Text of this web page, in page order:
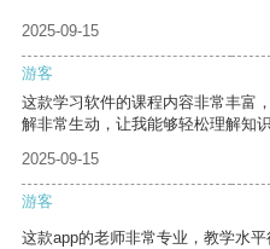
2025-09-15
游客
这款学习软件的课程内容非常丰富
解非常生动，让我能够轻松理解知识
2025-09-15
游客
这款app的老师非常专业，教学水